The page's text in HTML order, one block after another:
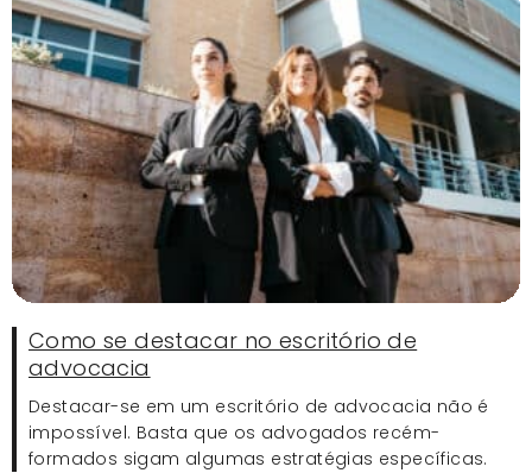
Como se destacar no escritório de
advocacia
Destacar-se em um escritório de advocacia não é
impossível. Basta que os advogados recém-
formados sigam algumas estratégias específicas.